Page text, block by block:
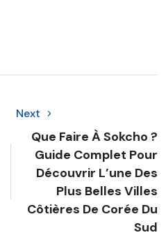
Next
Que Faire À Sokcho ?
Guide Complet Pour
Découvrir L’une Des
Plus Belles Villes
Côtières De Corée Du
Sud